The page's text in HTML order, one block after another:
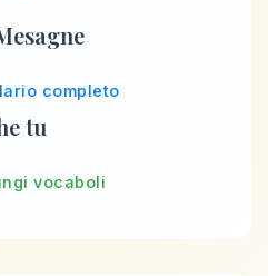
completo
tu
vocaboli